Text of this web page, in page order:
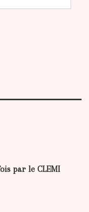
par le CLEMI